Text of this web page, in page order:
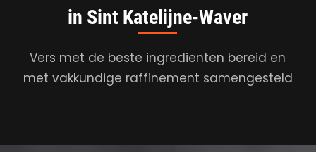
in Sint Katelijne-Waver
Vers met de beste ingredienten bereid en
met vakkundige raffinement samengesteld